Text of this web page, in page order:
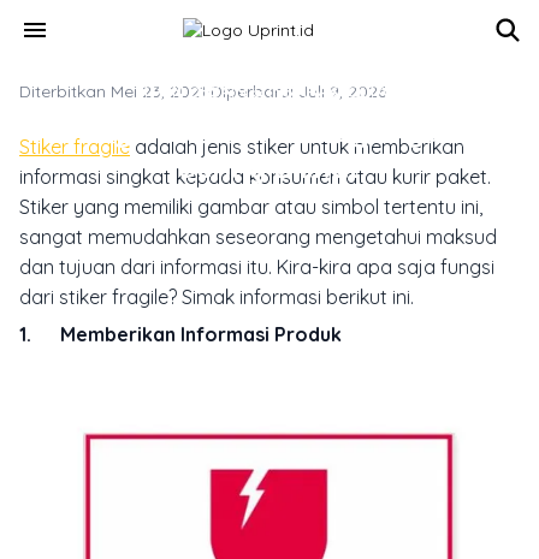
menu
TREN DESAIN & INSPIRASI CETAK
Fungsi dari Stiker Fragile yang
Sering Dilihat
Diterbitkan Mei 23, 2021·Diperbarui Juli 9, 2026
Stiker fragile adalah jenis stiker untuk memberikan
informasi singkat kepada konsumen atau kurir paket.
Stiker yang memiliki gambar atau simbol tertentu ini,
sangat memudahkan seseorang mengetahui maksud
dan tujuan dari informasi itu. Kira-kira apa saja fungsi
dari stiker fragile? Simak informasi berikut ini.
1. Memberikan Informasi Produk